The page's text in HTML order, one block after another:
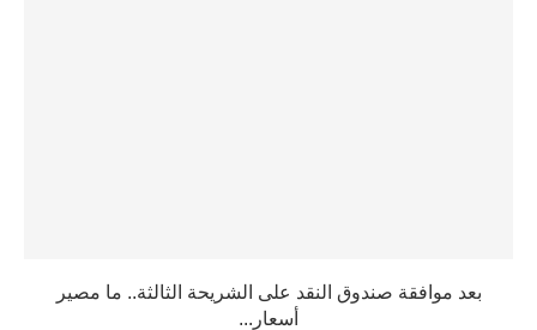
بعد موافقة صندوق النقد على الشريحة الثالثة.. ما مصير
أسعار...